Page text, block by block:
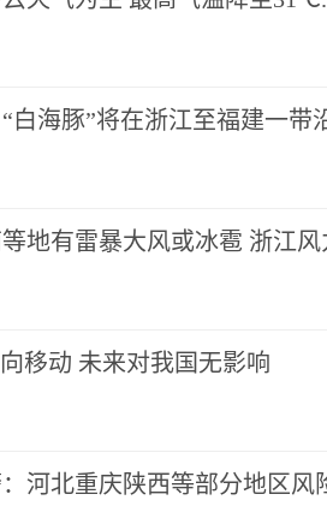
白海豚”将在浙江至福建一带
地有雷暴大风或冰雹 浙江风
移动 未来对我国无影响
河北重庆陕西等部分地区风